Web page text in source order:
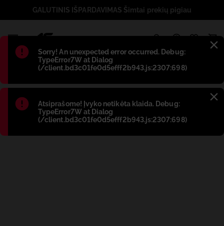
Błąd:
Sorry! An unexpected error occurred. Debug:
TypeError7W at Dialog
(/client.bd3c01fe0d5efff2b943.js:2307:698)
Błąd:
Atsiprašome! Įvyko netikėta klaida. Debug:
TypeError7W at Dialog
(/client.bd3c01fe0d5efff2b943.js:2307:698)
GALUTINIS IŠPARDAVIMAS Šimtai prekių pigiau